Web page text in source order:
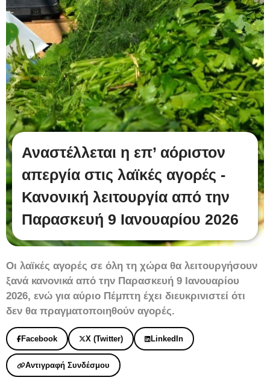
Αναστέλλεται η επ’ αόριστον
απεργία στις λαϊκές αγορές -
Κανονική λειτουργία από την
Παρασκευή 9 Ιανουαρίου 2026
Οι λαϊκές αγορές σε όλη τη χώρα θα λειτουργήσουν
ξανά κανονικά από την Παρασκευή 9 Ιανουαρίου
2026, ενώ για αύριο Πέμπτη έχει διευκρινιστεί ότι
δεν θα πραγματοποιηθούν αγορές.
Facebook X (Twitter) LinkedIn
Αντιγραφή Συνδέσμου